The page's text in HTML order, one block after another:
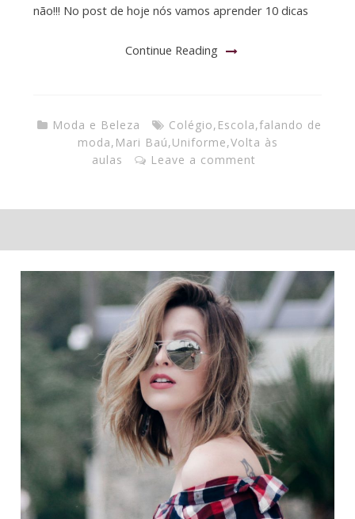
não!!! No post de hoje nós vamos aprender 10 dicas
Continue Reading
Moda e Beleza Colégio, Escola,falando de
moda, Mari Baú,Uniforme,Volta às
aulas
Leave a comment